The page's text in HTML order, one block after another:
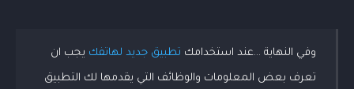
وفي النهاية ...عند استخدامك تطبيق جديد لهاتفك يجب ان
تعرف بعض المعلومات والوظائف التي يقدمها لك التطبيق
Online
🗑️
✖